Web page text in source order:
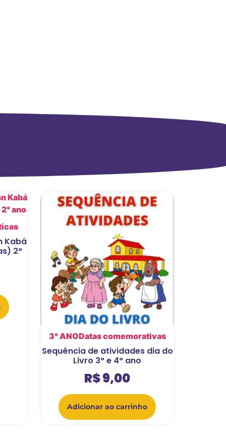
Kabá
2°
3° ANODatas comemorativas
Sequência de atividades dia do
Livro 3° e 4° ano
R$9,00
Adicionar ao carrinho